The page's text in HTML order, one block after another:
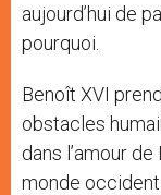
aujourd’hui de
pourquoi.
Benoît XVI
obstacles
dans l’amour
monde